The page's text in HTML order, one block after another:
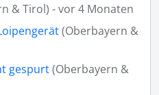
& Tirol) - vor 4 Monaten
(Oberbayern &
gespurt(Oberbayern &